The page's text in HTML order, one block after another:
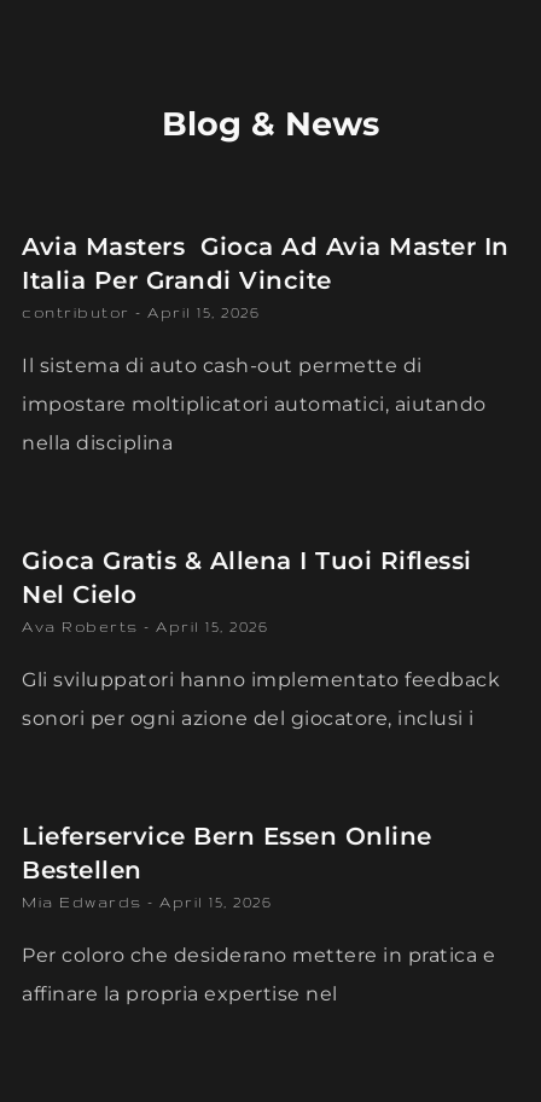
Blog & News
Avia Masters ️ Gioca Ad Avia Master In
Italia Per Grandi Vincite
contributor April 15, 2026
Il sistema di auto cash-out permette di
impostare moltiplicatori automatici, aiutando
nella disciplina
Gioca Gratis & Allena I Tuoi Riflessi
Nel Cielo
Ava Roberts April 15, 2026
Gli sviluppatori hanno implementato feedback
sonori per ogni azione del giocatore, inclusi i
Lieferservice Bern Essen Online
Bestellen
Mia Edwards April 15, 2026
Per coloro che desiderano mettere in pratica e
affinare la propria expertise nel